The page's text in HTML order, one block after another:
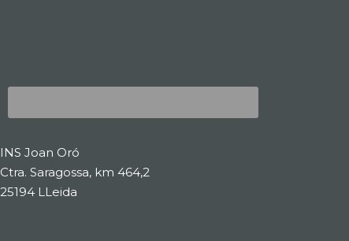
INS Joan Oró
Ctra. Saragossa, km 464,2
25194 LLeida